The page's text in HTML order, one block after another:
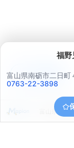
福野
富山県南砺市二日町
0763-22-3898
富山県小矢
アプリで見る